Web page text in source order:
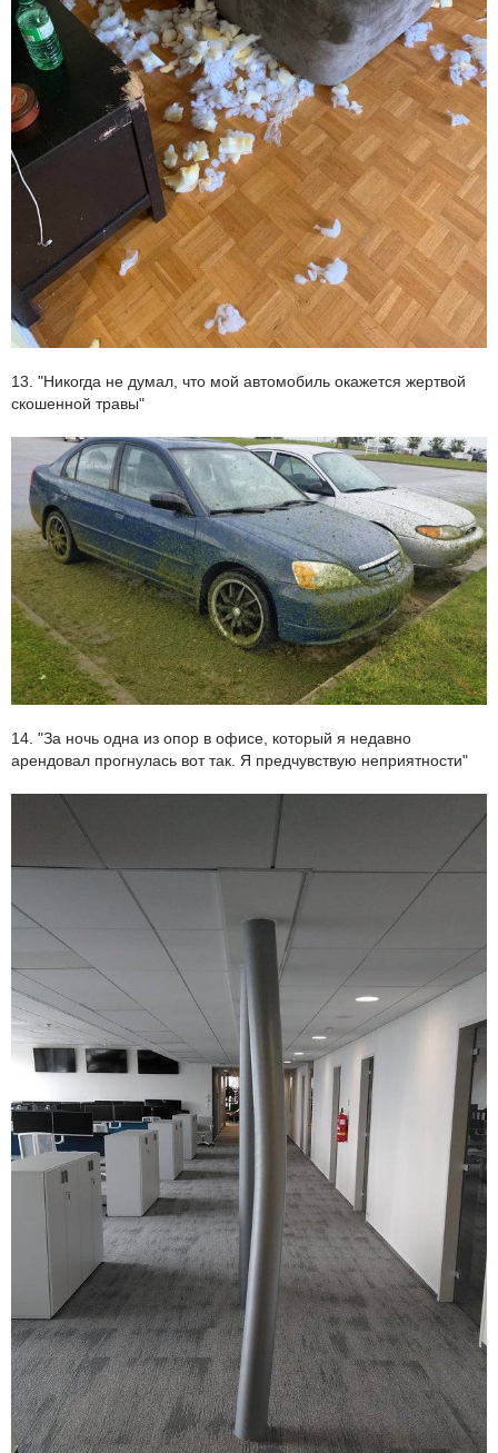
13. "Никогда не думал, что мой автомобиль окажется жертвой
скошенной травы"
14. "За ночь одна из опор в офисе, который я недавно
арендовал прогнулась вот так. Я предчувствую неприятности"